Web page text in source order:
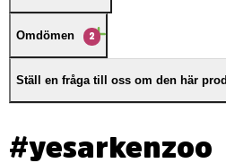
Omdömen 2
Ställ en fråga till oss om den här
#yesarkenzoo